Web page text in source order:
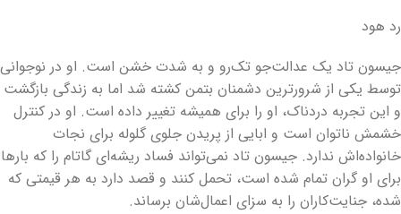
رد هود
جیسون تاد یک عدالت‌جو تک‌رو و به شدت خشن است. او در نوجوانی
توسط یکی از شرورترین دشمنان بتمن کشته شد اما به زندگی بازگشت
و این تجربه دردناک، او را برای همیشه تغییر داده است. او در کنترل
خشمش ناتوان است و ابایی از پریدن جلوی گلوله برای نجات
خانواده‌اش ندارد. جیسون تاد نمی‌تواند فساد ریشه‌ای گاتام را که بارها
برای او گران تمام شده است، تحمل کنند و قصد دارد به هر قیمتی که
شده، جنایت‌کاران را به سزای اعمال‌شان برساند.